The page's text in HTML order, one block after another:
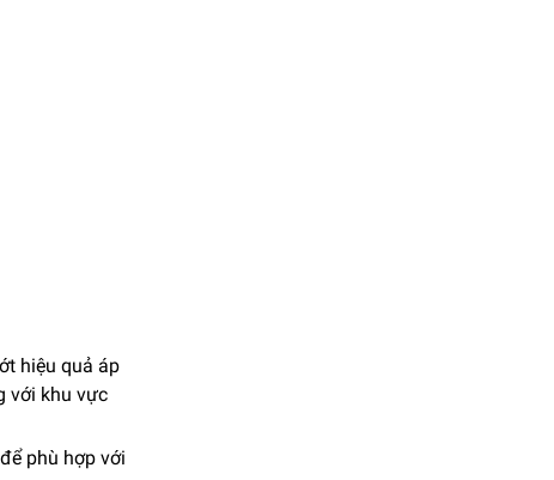
hiệu quả áp
với khu vực
phù hợp với